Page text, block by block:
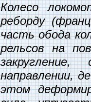
Колесо
реборду
часть обода
рельсов на
направлении,
этом